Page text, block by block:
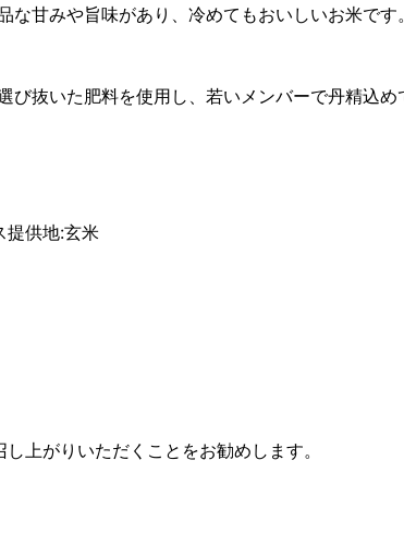
甘みや旨味があり、冷めてもおいしいお米です。
び抜いた肥料を使用し、若いメンバーで丹精込め
供地:玄米
上がりいただくことをお勧めします。